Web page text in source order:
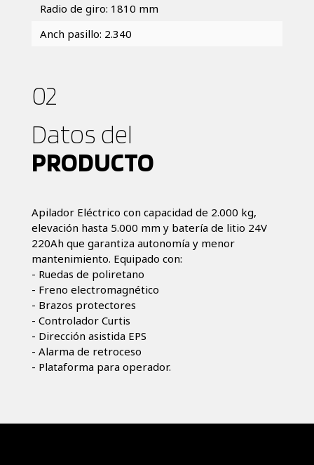
Radio de giro: 1810 mm
Anch pasillo: 2.340
02
Datos del
PRODUCTO
Apilador Eléctrico con capacidad de 2.000 kg,
elevación hasta 5.000 mm y batería de litio 24V
220Ah que garantiza autonomía y menor
mantenimiento. Equipado con:
- Ruedas de poliretano
- Freno electromagnético
- Brazos protectores
- Controlador Curtis
- Dirección asistida EPS
- Alarma de retroceso
- Plataforma para operador.